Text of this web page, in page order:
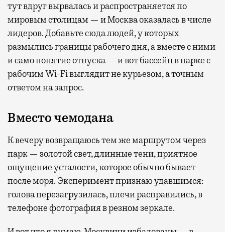
тут вдруг вырвалась и распространяется по
мировым столицам — и Москва оказалась в числе
лидеров. Добавьте сюда людей, у которых
размылись границы рабочего дня, а вместе с ними
и само понятие отпуска — и вот бассейн в парке с
рабочим Wi-Fi выглядит не курьезом, а точным
ответом на запрос.
Вместо чемодана
К вечеру возвращаюсь тем же маршрутом через
парк — золотой свет, длинные тени, приятное
ощущение усталости, которое обычно бывает
после моря. Эксперимент признаю удавшимся:
голова перезагрузилась, плечи расправились, в
телефоне фотография в резном зеркале.